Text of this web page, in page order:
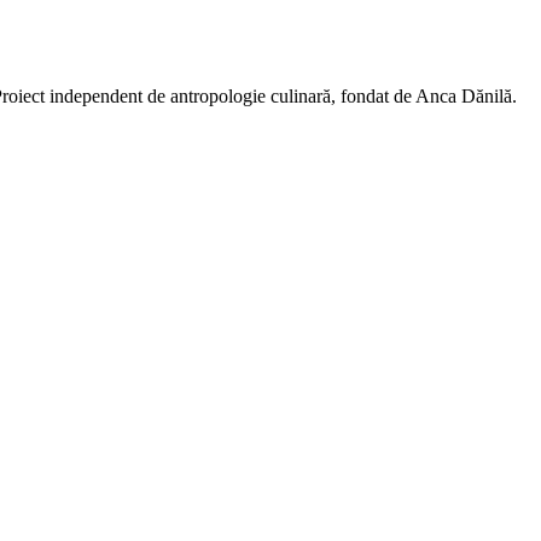
independent de antropologie culinară, fondat de Anca Dănilă.